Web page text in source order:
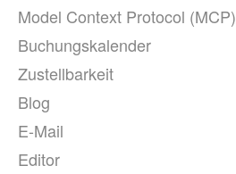
Model Context Protocol (MCP)
Buchungskalender
Zustellbarkeit
Blog
E-Mail
Editor